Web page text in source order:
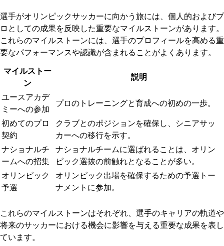
選手がオリンピックサッカーに向かう旅には、個人的およびプ
ロとしての成果を反映した重要なマイルストーンがあります。
これらのマイルストーンには、選手のプロフィールを高める重
要なパフォーマンスや認識が含まれることがよくあります。
マイルストー
ン
説明
ユースアカデ
ミーへの参加
プロのトレーニングと育成への初めの一歩。
初めてのプロ
契約
クラブとのポジションを確保し、シニアサッ
カーへの移行を示す。
ナショナルチ
ームへの招集
ナショナルチームに選ばれることは、オリン
ピック選抜の前触れとなることが多い。
オリンピック
予選
オリンピック出場を確保するための予選トー
ナメントに参加。
これらのマイルストーンはそれぞれ、選手のキャリアの軌道や
将来のサッカーにおける機会に影響を与える重要な成果を表し
ています。